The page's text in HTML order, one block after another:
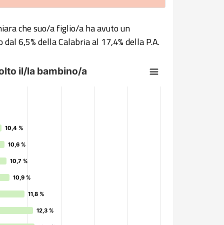
che suo/a figlio/a ha avuto un
6,5% della Calabria al 17,4% della P.A.
bambino/a
a
il/la bambino/a
10,4 %
10,4 %
10,6 %
10,6 %
10,7 %
10,7 %
10,9 %
10,9 %
11,8 %
11,8 %
12,3 %
12,3 %